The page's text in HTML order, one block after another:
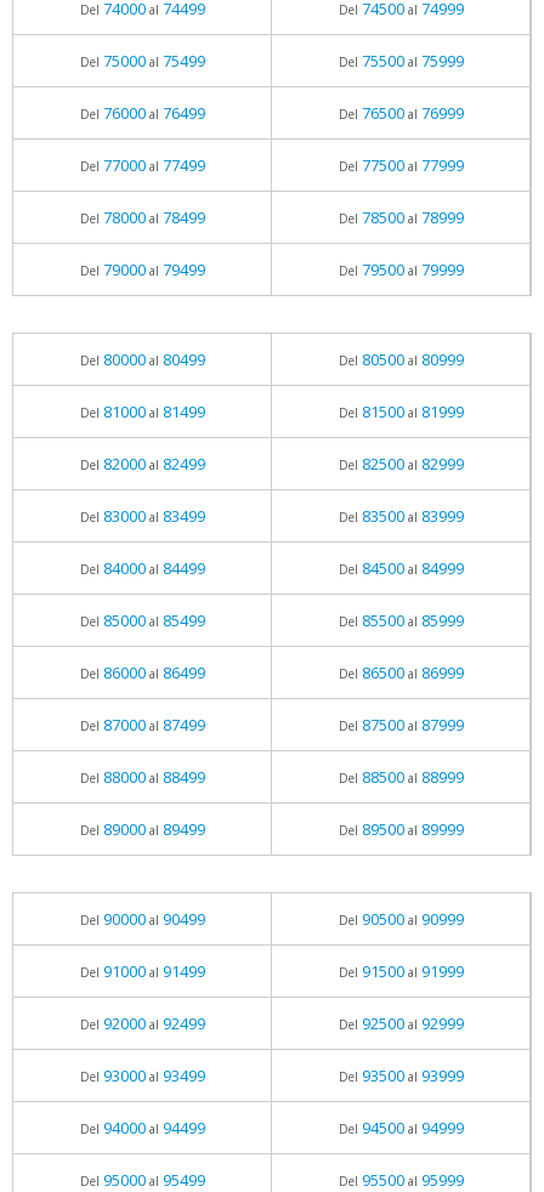
Del 74000al 74499 Del 74500al 74999
Del 75000al 75499 Del 75500al 75999
Del 76000al 76499 Del 76500al 76999
Del 77000al 77499 Del 77500al 77999
Del 78000al 78499 Del 78500al 78999
Del 79000al 79499 Del 79500al 79999
Del 80000al 80499 Del 80500al 80999
Del 81000al 81499 Del 81500al 81999
Del 82000al 82499 Del 82500al 82999
Del 83000al 83499 Del 83500al 83999
Del 84000al 84499 Del 84500al 84999
Del 85000al 85499 Del 85500al 85999
Del 86000al 86499 Del 86500al 86999
Del 87000al 87499 Del 87500al 87999
Del 88000al 88499 Del 88500al 88999
Del 89000al 89499 Del 89500al 89999
Del 90000al 90499 Del 90500al 90999
Del 91000al 91499 Del 91500al 91999
Del 92000al 92499 Del 92500al 92999
Del 93000al 93499 Del 93500al 93999
Del 94000al 94499 Del 94500al 94999
Del 95000al 95499 Del 95500al 95999